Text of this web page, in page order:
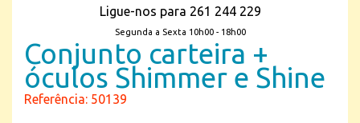
Ligue-nos para 261 244 229
Segunda a Sexta 10h00 - 18h00
Conjunto carteira +
óculos Shimmer e Shine
Referência: 50139